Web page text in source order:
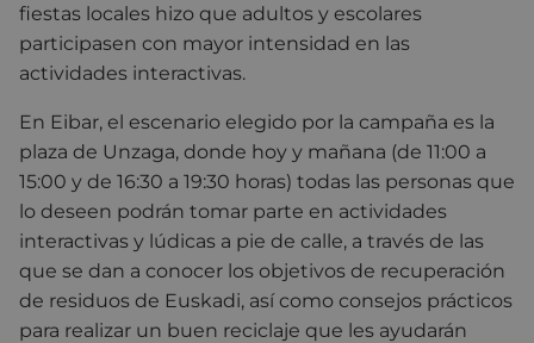
fiestas locales hizo que adultos y escolares
participasen con mayor intensidad en las
actividades interactivas.
En Eibar, el escenario elegido por la campaña es la
plaza de Unzaga, donde hoy y mañana (de 11:00 a
15:00 y de 16:30 a 19:30 horas) todas las personas que
lo deseen podrán tomar parte en actividades
interactivas y lúdicas a pie de calle, a través de las
que se dan a conocer los objetivos de recuperación
de residuos de Euskadi, así como consejos prácticos
para realizar un buen reciclaje que les ayudarán